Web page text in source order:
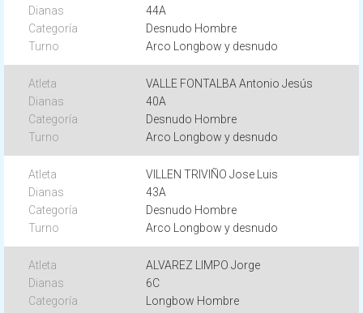
44A
Desnudo Hombre
Arco Longbow y desnudo
VALLE FONTALBA Antonio Jesús
40A
Desnudo Hombre
Arco Longbow y desnudo
VILLEN TRIVIÑO Jose Luis
43A
Desnudo Hombre
Arco Longbow y desnudo
ALVAREZ LIMPO Jorge
6C
Longbow Hombre